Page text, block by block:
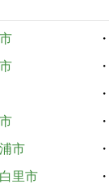
・
・
・
・
市
・
里市
・